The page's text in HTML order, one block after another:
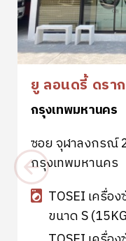
ยู ลอนดรี้ ดรา
กรุงเทพมหานคร
ซอย จุฬาลงกรณ์
กรุงเทพมหานคร
TOSEI เครื่อ
ขนาด S